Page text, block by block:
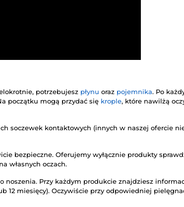
potrzebujesz płynu oraz pojemnika. Po
początku mogą przydać się krople, które nawilżą
soczewek kontaktowych (innych w naszej ofercie
bezpieczne. Oferujemy wyłącznie produkty
własnych oczach.
noszenia. Przy każdym produkcie znajdziesz
12 miesięcy). Oczywiście przy odpowiedniej